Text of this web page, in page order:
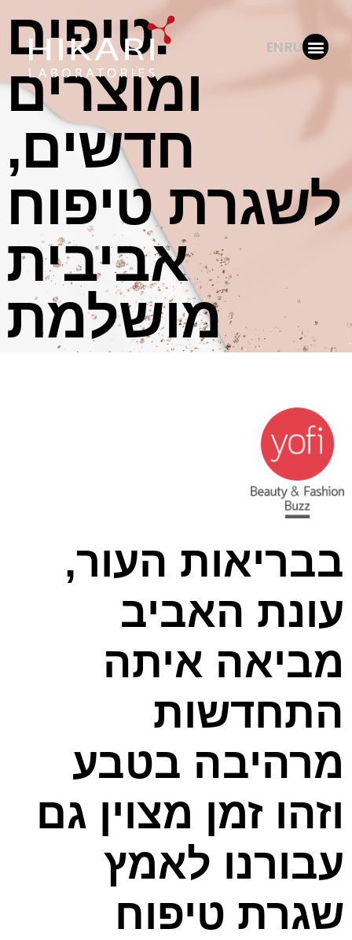
RU
EN
.טיפים
ומוצרים
חדשים,
לשגרת טיפוח
אביבית
מושלמת
בבריאות העור,
עונת האביב
מביאה איתה
התחדשות
מרהיבה בטבע
וזהו זמן מצוין גם
עבורנו לאמץ
שגרת טיפוח